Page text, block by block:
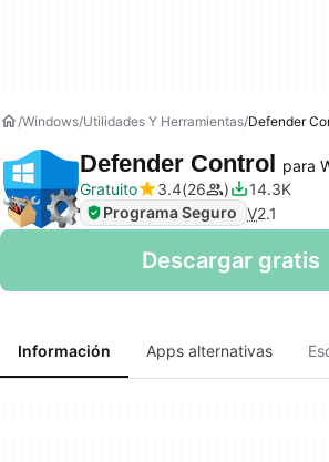
Windows Utilidades Y Herramientas Defender
Defender Control para
Gratuito
3.4 26
14.3K
Programa Seguro V2.1
Descargar gratis
Información Apps alternativas